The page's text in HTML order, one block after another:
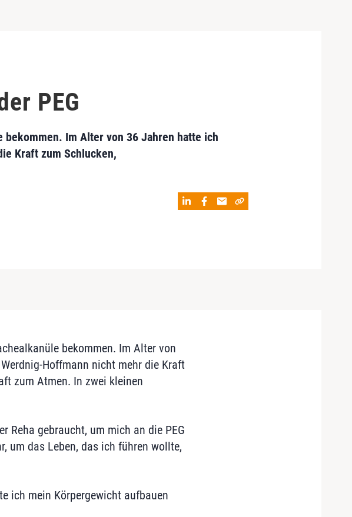
PEG
bekommen. Im Alter von 36 Jahren hatte ich
Kraft zum Schlucken,
bekommen. Im Alter von
Hoffmann nicht mehr die Kraft
zum Atmen. In zwei kleinen
Reha gebraucht, um mich an die PEG
um das Leben, das ich führen wollte,
ich mein Körpergewicht aufbauen